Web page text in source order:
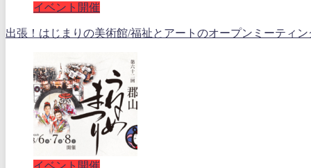
イベント開催
出張！はじまりの美術館/福祉とアートのオープンミーティ
イベント開催